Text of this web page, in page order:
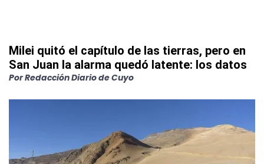
Milei quitó el capítulo de las tierras, pero en
San Juan la alarma quedó latente: los datos
PorRedacción Diario de Cuyo